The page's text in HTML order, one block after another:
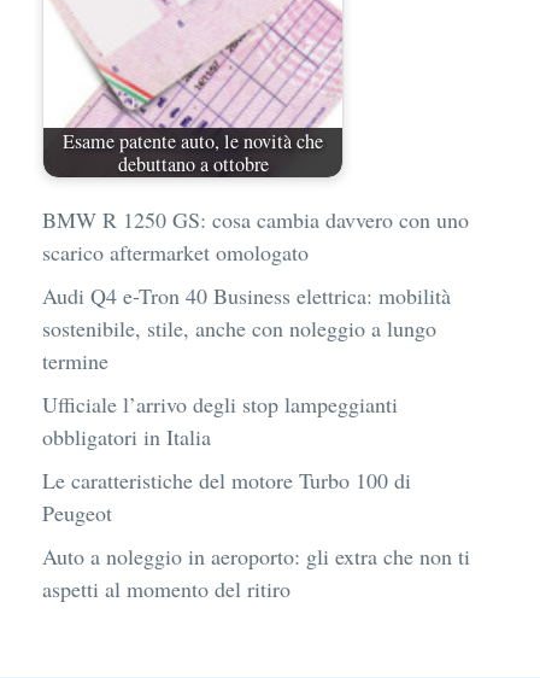
Esame patente auto, le novità che
debuttano a ottobre
BMW R 1250 GS: cosa cambia davvero con uno
scarico aftermarket omologato
Audi Q4 e-Tron 40 Business elettrica: mobilità
sostenibile, stile, anche con noleggio a lungo
termine
Ufficiale l’arrivo degli stop lampeggianti
obbligatori in Italia
Le caratteristiche del motore Turbo 100 di
Peugeot
Auto a noleggio in aeroporto: gli extra che non ti
aspetti al momento del ritiro